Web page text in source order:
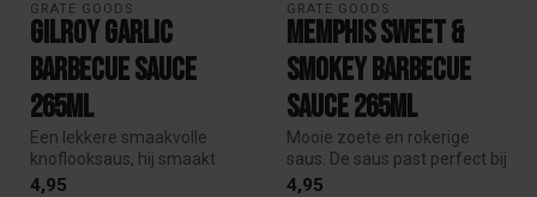
GRATE GOODS
Gilroy garlic
Barbecue Sauce
265ml
Een lekkere smaakvolle
knoflooksaus, hij smaakt
uiteraard erg goed bij kebab,
4,95
GRATE GOODS
Memphis Sweet &
Smokey Barbecue
Sauce 265ml
Mooie zoete en rokerige
saus. De saus past perfect bij
spareribs, pulled pork of...
4,95